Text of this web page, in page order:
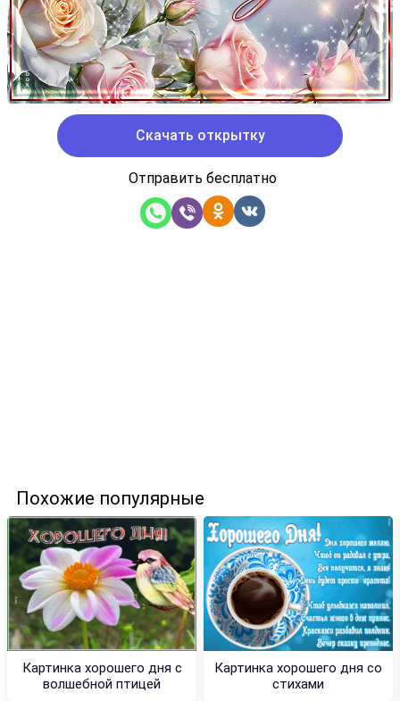
Скачать открытку
Отправить бесплатно
Похожие популярные
Картинка хорошего дня с
волшебной птицей
Картинка хорошего дня со
стихами